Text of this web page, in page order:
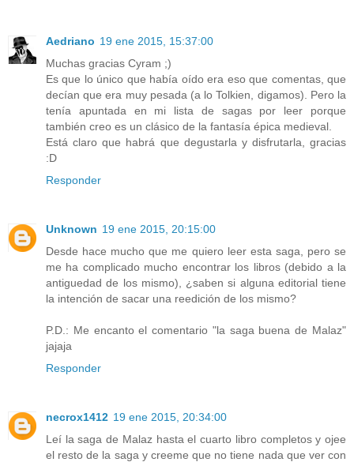
Aedriano 19 ene 2015, 15:37:00
Muchas gracias Cyram ;)
Es que lo único que había oído era eso que comentas, que
decían que era muy pesada (a lo Tolkien, digamos). Pero la
tenía apuntada en mi lista de sagas por leer porque
también creo es un clásico de la fantasía épica medieval.
Está claro que habrá que degustarla y disfrutarla, gracias
:D
Responder
Unknown 19 ene 2015, 20:15:00
Desde hace mucho que me quiero leer esta saga, pero se
me ha complicado mucho encontrar los libros (debido a la
antiguedad de los mismo), ¿saben si alguna editorial tiene
la intención de sacar una reedición de los mismo?
P.D.: Me encanto el comentario "la saga buena de Malaz"
jajaja
Responder
necrox1412 19 ene 2015, 20:34:00
Leí la saga de Malaz hasta el cuarto libro completos y ojee
el resto de la saga y creeme que no tiene nada que ver con